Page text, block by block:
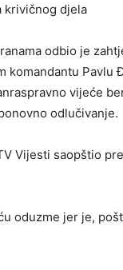
krivičnog djela
odbio je
komandantu Pavlu
vijeće
odlučivanje.
Vijesti saopštio
oduzme jer je,